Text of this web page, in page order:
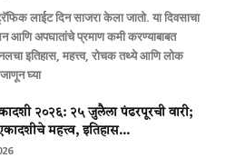
लाईट दिन साजरा केला जातो. या दिवसाचा
आणि अपघातांचे प्रमाण कमी करण्याबाबत
इतिहास, महत्त्व, रोचक तथ्ये आणि लोक
घ्या
२०२६: २५ जुलैला पंढरपूरची वारी;
महत्त्व, इतिहास...